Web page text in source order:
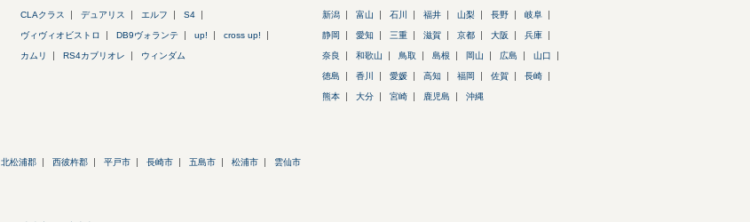
CLAクラス デュアリス エルフ S4
ヴィヴィオビストロ DB9ヴォランテ up! cross up!
カムリ RS4カブリオレ ウィンダム
新潟 富山 石川 福井 山梨 長野 岐阜
静岡 愛知 三重 滋賀 京都 大阪 兵庫
奈良 和歌山 鳥取 島根 岡山 広島 山口
徳島 香川 愛媛 高知 福岡 佐賀 長崎
熊本 大分 宮崎 鹿児島 沖縄
北松浦郡 西彼杵郡 平戸市 長崎市 五島市 松浦市 雲仙市